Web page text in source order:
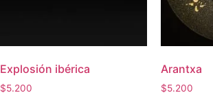
Explosión ibérica
$5.200
Arantxa
$5.200